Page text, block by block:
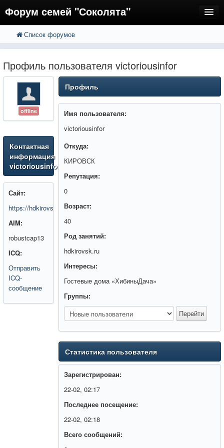
Форум семей "Соколята"
FAQ
Регистрация
Вход
Список форумов
Профиль пользователя victoriousinfor
offline
Контактная
информация
victoriousinfor
Сайт:
https://hdkirovsk.ru/
AIM:
robustcap13
ICQ:
Отправить
ICQ-
сообщение
Профиль
Имя пользователя:
victoriousinfor
Откуда:
КИРОВСК
Репутация:
0
Возраст:
40
Род занятий:
hdkirovsk.ru
Интересы:
Гостевые дома «ХибиныДача»
Группы:
Статистика пользователя
Зарегистрирован:
22-02, 02:17
Последнее посещение:
22-02, 02:18
Всего сообщений: